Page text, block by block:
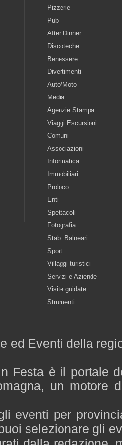
Pizzerie
Pub
After Dinner
Discoteche
Benessere
Divertimenti
Auto/Moto
Media
Agenzie Stampa
Viaggi Escursioni
Comuni
Associazioni
Informatica
Immobiliari
Proloco
Enti
Spettacoli
Fotografia
Stab. Balneari
Sport
Villaggi turistici
Servizi e Aziende
Visite guidate
Strumenti
ed Eventi della
Festa è il portale
un motore
eventi per
selezionare gli